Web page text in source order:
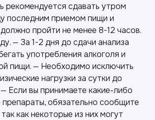
рекомендуется сдавать утром
последним приемом пищи и
пройти не менее 8-12 часов.
— За 1-2 дня до сдачи анализа
употребления алкоголя и
пищи. — Необходимо исключить
нагрузки за сутки до
Если вы принимаете какие-либо
препараты, обязательно сообщите
как некоторые из них могут